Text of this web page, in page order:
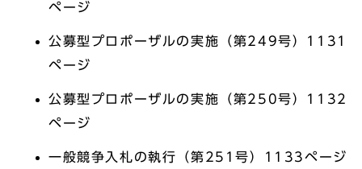
ページ
公募型プロポーザルの実施（第249号）1131
ページ
公募型プロポーザルの実施（第250号）1132
ページ
一般競争入札の執行（第251号）1133ページ